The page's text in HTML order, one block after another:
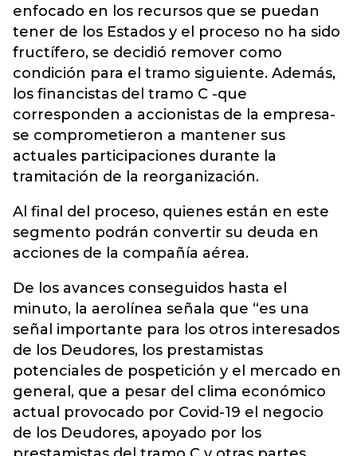
enfocado en los recursos que se puedan
tener de los Estados y el proceso no ha sido
fructífero, se decidió remover como
condición para el tramo siguiente. Además,
los financistas del tramo C -que
corresponden a accionistas de la empresa-
se comprometieron a mantener sus
actuales participaciones durante la
tramitación de la reorganización.
Al final del proceso, quienes están en este
segmento podrán convertir su deuda en
acciones de la compañía aérea.
De los avances conseguidos hasta el
minuto, la aerolínea señala que “es una
señal importante para los otros interesados
de los Deudores, los prestamistas
potenciales de pospetición y el mercado en
general, que a pesar del clima económico
actual provocado por Covid-19 el negocio
de los Deudores, apoyado por los